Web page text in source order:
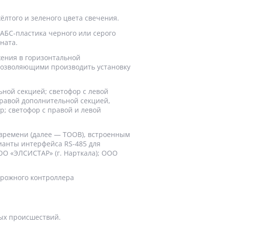
и зеленого цвета свечения.
пластика черного или серого
в горизонтальной
производить установку
секцией; светофор с левой
дополнительной секцией,
светофор с правой и левой
(далее — ТООВ), встроенным
интерфейса RS-485 для
«ЭЛСИСТАР» (г. Нарткала); ООО
контроллера
происшествий.